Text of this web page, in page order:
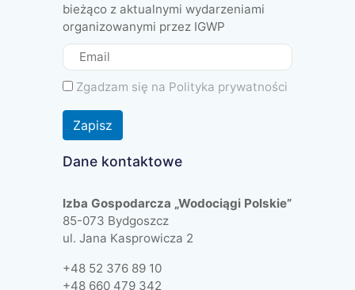
bieżąco z aktualnymi wydarzeniami
organizowanymi przez IGWP
Zgadzam się na Polityka prywatności
Zapisz
Dane kontaktowe
Izba Gospodarcza „Wodociągi Polskie”
85-073 Bydgoszcz
ul. Jana Kasprowicza 2
+48 52 376 89 10
+48 660 479 342